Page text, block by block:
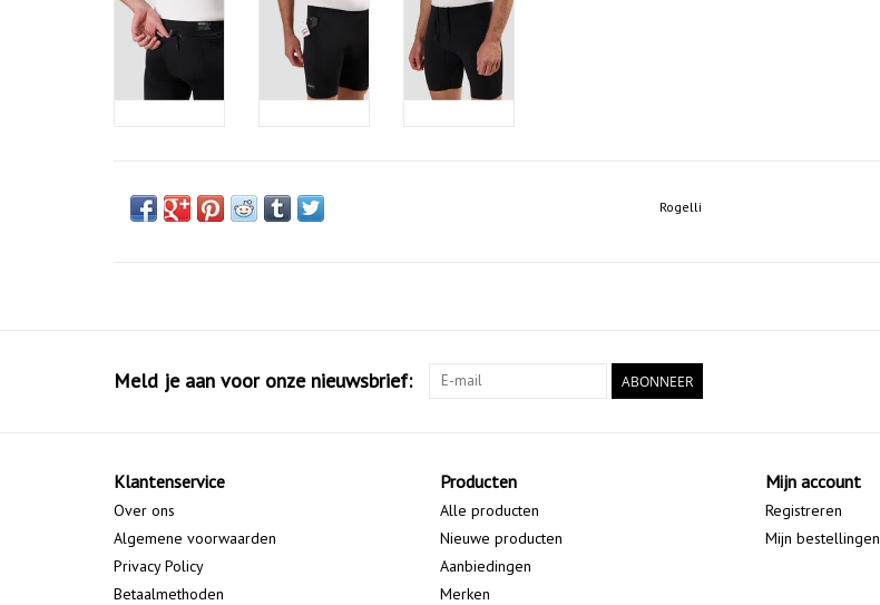
Rogelli
Meld je aan voor onze nieuwsbrief: ABONNEER
Klantenservice
Over ons
Algemene voorwaarden
Privacy Policy
Betaalmethoden
Producten
Alle producten
Nieuwe producten
Aanbiedingen
Merken
Mijn account
Registreren
Mijn bestellingen